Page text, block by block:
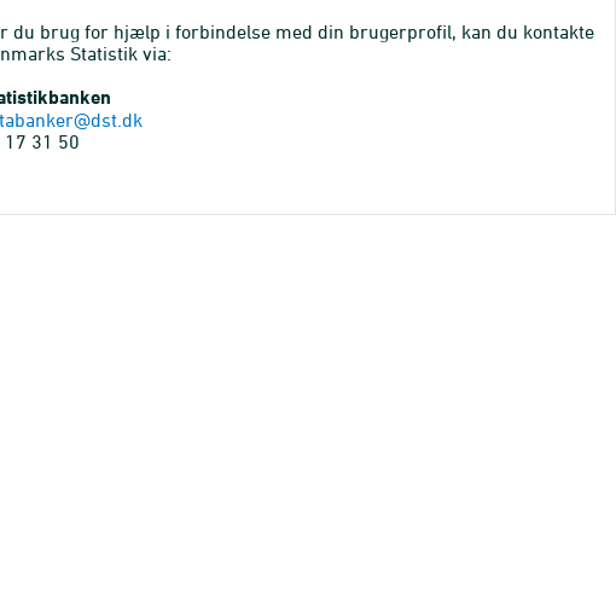
du brug for hjælp i forbindelse med din brugerprofil, kan du kontakte
Statistik via:
17 31 50